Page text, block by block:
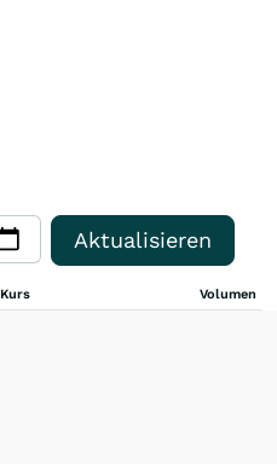
Aktualisieren
Kurs Volumen